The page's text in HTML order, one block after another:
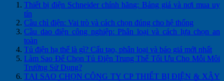
Thiết bị điện Schneider chính hãng: Bảng giá và nơi mua uy
tín
Cầu chì điện: Vai trò và cách chọn đúng cho hệ thống
Cầu dao điện công nghiệp: Phân loại và cách lựa chọn an
toàn
Tủ điện hạ thế là gì? Cấu tạo, phân loại và báo giá mới nhất
Làm Sao Để Chọn Tủ Điện Trung Thế Tối Ưu Cho Mỗi Môi
Trường Sử Dụng?
TẠI SAO CHỌN CÔNG TY CP THIẾT BỊ ĐIỆN & XÂY